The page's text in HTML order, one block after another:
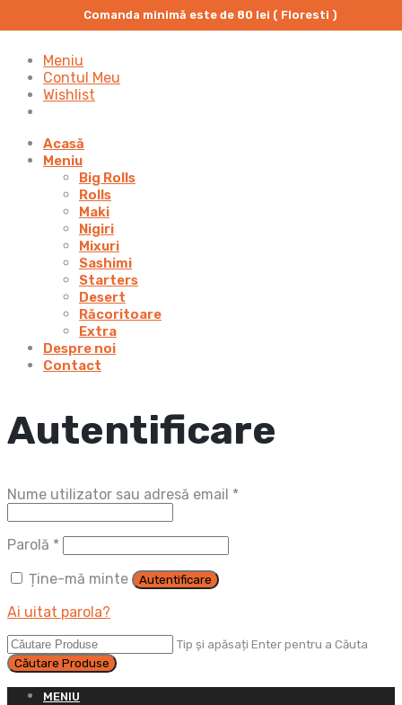
Comanda minimă este de 80 lei ( Floresti )
Meniu
Contul Meu
Wishlist
Acasă
Meniu
Big Rolls
Rolls
Maki
Nigiri
Mixuri
Sashimi
Starters
Desert
Răcoritoare
Extra
Despre noi
Contact
Autentificare
Nume utilizator sau adresă email *
Parolă *
Ține-mă minte Autentificare
Ai uitat parola?
Tip și apăsați Enter pentru a Căuta
MENIU